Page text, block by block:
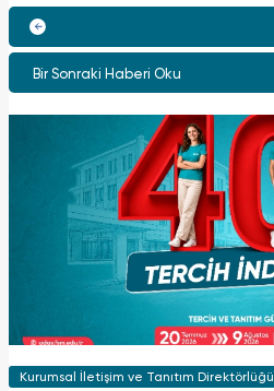
Bir Sonraki Haberi Oku
Kurumsal İletişim ve Tanıtım Direktörlüğü